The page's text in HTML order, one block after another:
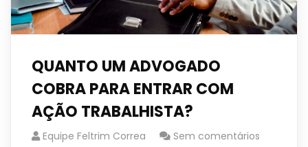
QUANTO UM ADVOGADO
COBRA PARA ENTRAR COM
AÇÃO TRABALHISTA?
Equipe Feltrim Correa Sem comentários